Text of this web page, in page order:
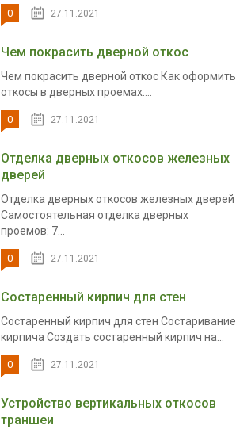
0 27.11.2021
Чем покрасить дверной откос
Чем покрасить дверной откос Как оформить
откосы в дверных проемах....
0 27.11.2021
Отделка дверных откосов железных
дверей
Отделка дверных откосов железных дверей
Самостоятельная отделка дверных
проемов: 7...
0 27.11.2021
Состаренный кирпич для стен
Состаренный кирпич для стен Состаривание
кирпича Создать состаренный кирпич на...
0 27.11.2021
Устройство вертикальных откосов
траншеи